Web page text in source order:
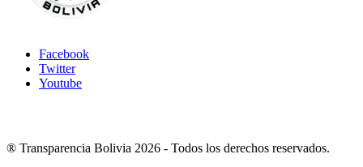
Facebook
Twitter
Youtube
® Transparencia Bolivia 2026 - Todos los derechos reservados.